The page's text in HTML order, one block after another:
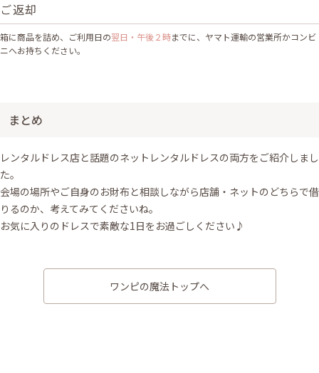
ご返却
箱に商品を詰め、ご利用日の翌日・午後２時までに、ヤマト運輸の営業所かコンビ
ニへお持ちください。
まとめ
レンタルドレス店と話題のネットレンタルドレスの両方をご紹介しまし
た。
会場の場所やご自身のお財布と相談しながら店舗・ネットのどちらで借
りるのか、考えてみてくださいね。
お気に入りのドレスで素敵な1日をお過ごしください♪
ワンピの魔法トップへ